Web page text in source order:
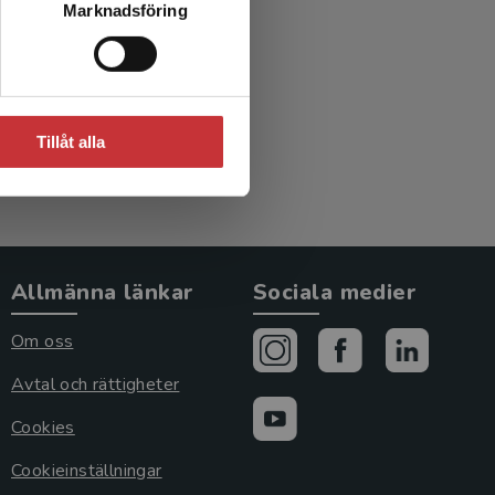
Marknadsföring
Tillåt alla
Allmänna länkar
Om oss
Avtal och rättigheter
Cookies
Cookieinställningar
Sociala medier